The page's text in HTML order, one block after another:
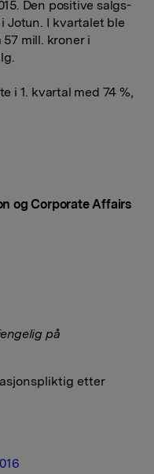
Den positive salgs-
Jotun. I kvartalet ble
mill. kroner i
i 1. kvartal med 74 %,
og Corporate Affairs
på
etter